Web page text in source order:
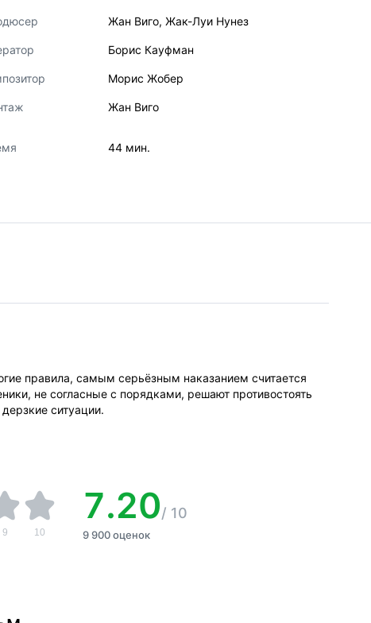
Жан Виго, Жак-Луи Нунез
Борис Кауфман
Морис Жобер
Жан Виго
44 мин.
правила, самым серьёзным наказанием считается
не согласные с порядками, решают противостоять
ситуации.
9 10
7.20/ 10
9 900 оценок